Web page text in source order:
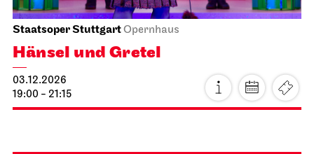
Stuttgarter BallettOpernhaus
Romeo und Julia
15.11.2026
19:00 - 22:00